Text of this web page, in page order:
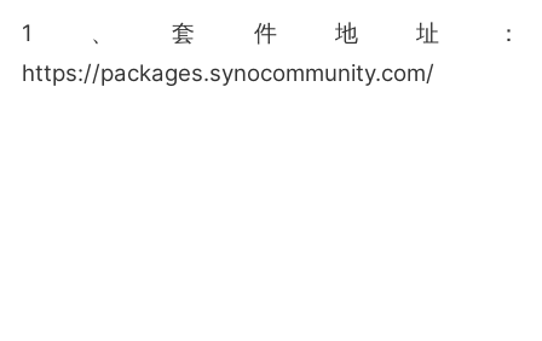
1、套件地址：
https://packages.synocommunity.com/